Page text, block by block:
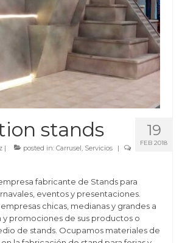
19
FEB 2018
stands
| posted in: Carrusel, Servicios
|
fabricante de Stands para
eventos y presentaciones.
chicas, medianas y grandes a
y promociones de sus productos o
de stands. Ocupamos materiales de